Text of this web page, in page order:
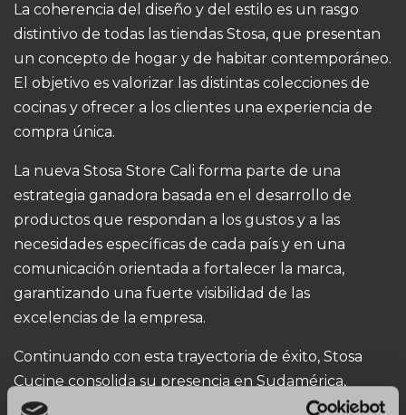
La coherencia del diseño y del estilo es un rasgo
distintivo de todas las tiendas Stosa, que presentan
un concepto de hogar y de habitar contemporáneo.
El objetivo es valorizar las distintas colecciones de
cocinas y ofrecer a los clientes una experiencia de
compra única.
La nueva Stosa Store Cali forma parte de una
estrategia ganadora basada en el desarrollo de
productos que respondan a los gustos y a las
necesidades específicas de cada país y en una
comunicación orientada a fortalecer la marca,
garantizando una fuerte visibilidad de las
excelencias de la empresa.
Continuando con esta trayectoria de éxito, Stosa
Cucine consolida su presencia en Sudamérica,
llevando el gusto y el estilo únicos del Made in Italy